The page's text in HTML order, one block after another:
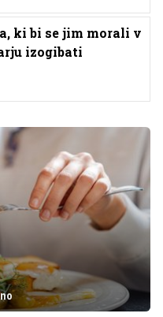
ki bi se jim morali v
izogibati